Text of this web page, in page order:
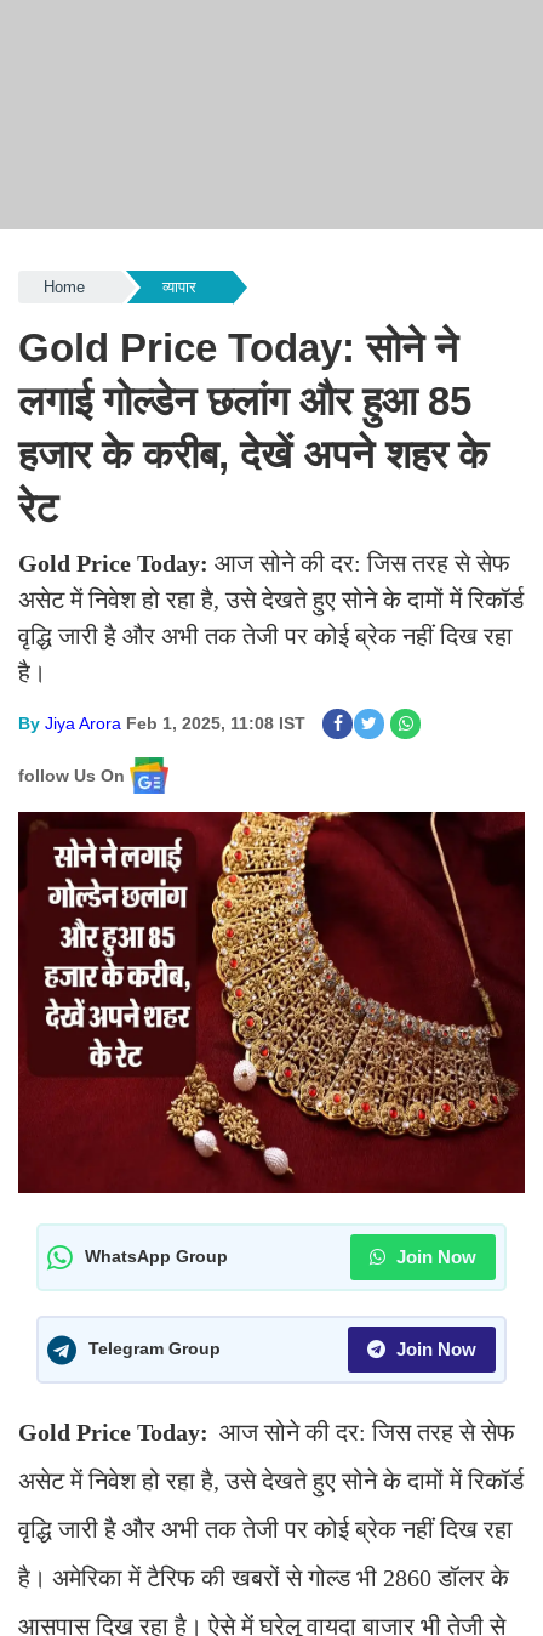
Home व्यापार
Gold Price Today: सोने ने
लगाई गोल्डेन छलांग और हुआ 85
हजार के करीब, देखें अपने शहर के
रेट
Gold Price Today: आज सोने की दर: जिस तरह से सेफ
असेट में निवेश हो रहा है, उसे देखते हुए सोने के दामों में रिकॉर्ड
वृद्धि जारी है और अभी तक तेजी पर कोई ब्रेक नहीं दिख रहा
है।
By Jiya Arora Feb 1, 2025, 11:08 IST
follow Us On
WhatsApp Group Join Now
Telegram Group Join Now
Gold Price Today: आज सोने की दर: जिस तरह से सेफ
असेट में निवेश हो रहा है, उसे देखते हुए सोने के दामों में रिकॉर्ड
वृद्धि जारी है और अभी तक तेजी पर कोई ब्रेक नहीं दिख रहा
है। अमेरिका में टैरिफ की खबरों से गोल्ड भी 2860 डॉलर के
आसपास दिख रहा है। ऐसे में घरेलू वायदा बाजार भी तेजी से